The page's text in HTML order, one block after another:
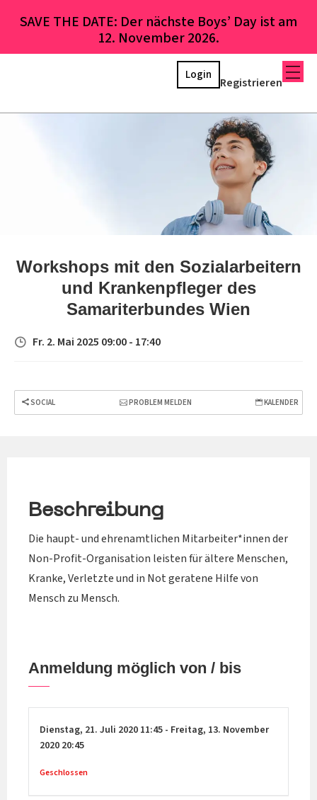
SAVE THE DATE: Der nächste Boys’ Day ist am
12. November 2026.
Registrieren
Login
Workshops mit den Sozialarbeitern
und Krankenpfleger des
Samariterbundes Wien
Fr. 2. Mai 2025 09:00 - 17:40
SOCIAL PROBLEM MELDEN KALENDER
Beschreibung
Die haupt- und ehrenamtlichen Mitarbeiter*innen der
Non-Profit-Organisation leisten für ältere Menschen,
Kranke, Verletzte und in Not geratene Hilfe von
Mensch zu Mensch.
Anmeldung möglich von / bis
Dienstag, 21. Juli 2020 11:45 - Freitag, 13. November
2020 20:45
Geschlossen